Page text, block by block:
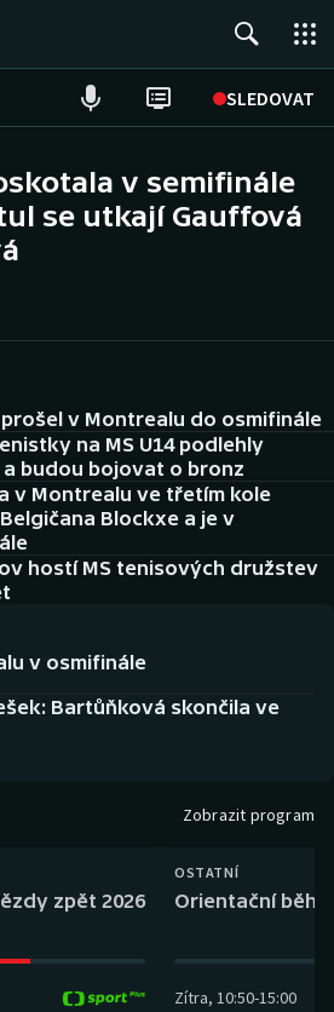
SLEDOVAT
v semifinále
se utkají Gauffová
v Montrealu do osmifinále
na MS U14 podlehly
a budou bojovat o bronz
v Montrealu ve třetím kole
Blockxe a je v
hostí MS tenisových družstev
v osmifinále
Bartůňková skončila ve
Zobrazit program
zpět 2026
OSTATNÍ
Orientační běh:
Zítra, 10:50-15:00